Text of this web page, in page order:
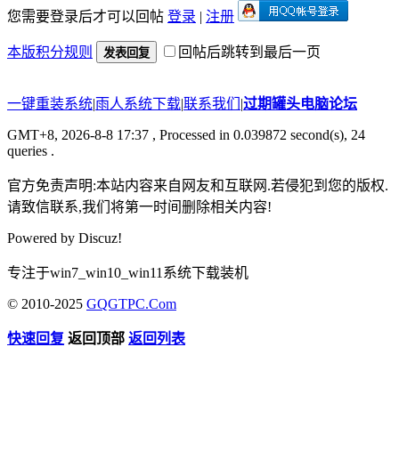
您需要登录后才可以回帖 登录 | 注册
本版积分规则 发表回复 回帖后跳转到最后一页
一键重装系统|雨人系统下载|联系我们 |过期罐头电脑论坛
GMT+8, 2026-8-8 17:37 , Processed in 0.039872 second(s), 24
queries .
官方免责声明:本站内容来自网友和互联网.若侵犯到您的版权.
请致信联系,我们将第一时间删除相关内容!
Powered by Discuz!
专注于win7_win10_win11系统下载装机
© 2010-2025 GQGTPC.Com
快速回复 返回顶部 返回列表